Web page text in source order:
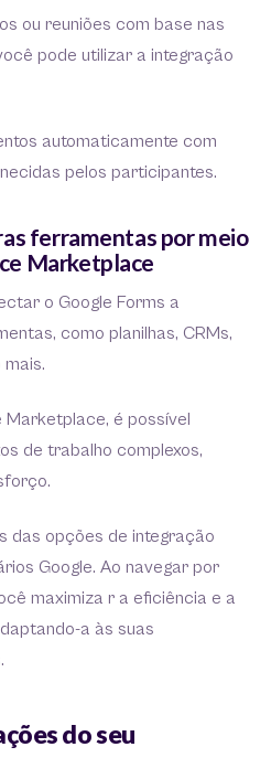
ou reuniões com base nas
pode utilizar a integração
automaticamente com
pelos participantes.
ferramentas por meio
Marketplace
o Google Forms a
como planilhas, CRMs,
Marketplace, é possível
de trabalho complexos,
das opções de integração
Google. Ao navegar por
maximiza r a eficiência e a
a às suas
do seu